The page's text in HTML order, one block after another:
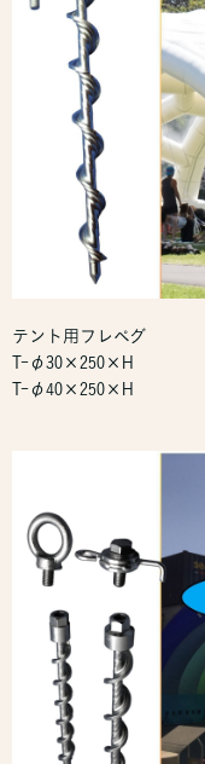
テント用フレペグ
T-φ30×250×H
T-φ40×250×H